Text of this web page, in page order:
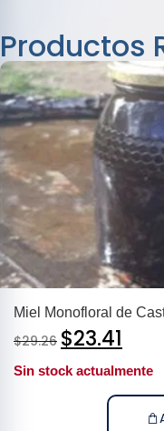
Productos
Miel Monofloral de
$29.26 $23.41
Sin stock actualmente